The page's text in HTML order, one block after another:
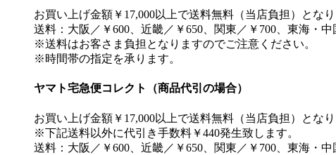
お買い上げ金額￥17,000以上で送料無料（当店負担）となり
送料：大阪／￥600、近畿／￥650、関東／￥700、東海・
※送料はお客さま負担となりますのでご注意ください。
※時間帯の指定を承ります。
ヤマト宅急便コレクト（商品代引の場合）
お買い上げ金額￥17,000以上で送料無料（当店負担）となり
※下記送料以外に代引き手数料￥440発生致します。
送料：大阪／￥600、近畿／￥650、関東／￥700、東海・